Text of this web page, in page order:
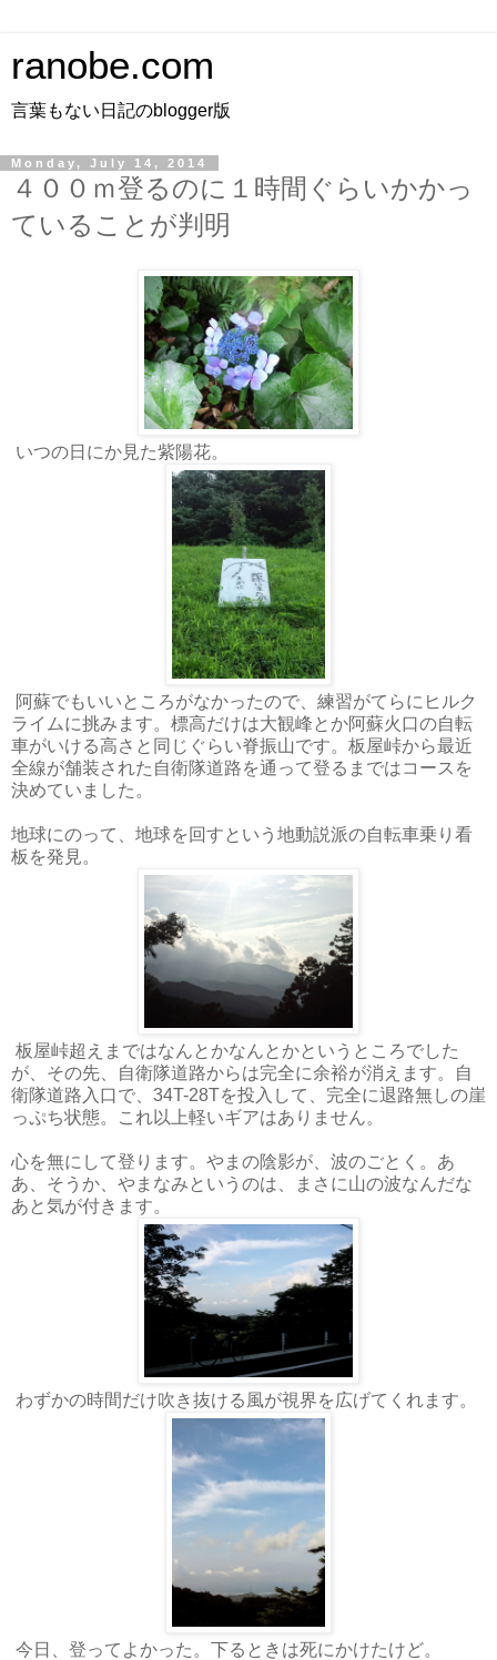
ranobe.com
言葉もない日記のblogger版
Monday, July 14, 2014
４００ｍ登るのに１時間ぐらいかかっ
ていることが判明
いつの日にか見た紫陽花。
阿蘇でもいいところがなかったので、練習がてらにヒルク
ライムに挑みます。標高だけは大観峰とか阿蘇火口の自転
車がいける高さと同じぐらい脊振山です。板屋峠から最近
全線が舗装された自衛隊道路を通って登るまではコースを
決めていました。
地球にのって、地球を回すという地動説派の自転車乗り看
板を発見。
板屋峠超えまではなんとかなんとかというところでした
が、その先、自衛隊道路からは完全に余裕が消えます。自
衛隊道路入口で、34T-28Tを投入して、完全に退路無しの崖
っぷち状態。これ以上軽いギアはありません。
心を無にして登ります。やまの陰影が、波のごとく。あ
あ、そうか、やまなみというのは、まさに山の波なんだな
あと気が付きます。
わずかの時間だけ吹き抜ける風が視界を広げてくれます。
今日、登ってよかった。下るときは死にかけたけど。